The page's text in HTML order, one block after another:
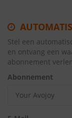
Stel een
en ontvang een
abonnement
Abonnement